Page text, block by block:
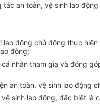
an toàn, vệ sinh lao
động chủ động thực
động;
nhân tham gia và đóng
an toàn, vệ sinh lao động
sinh lao động, đặc biệt là